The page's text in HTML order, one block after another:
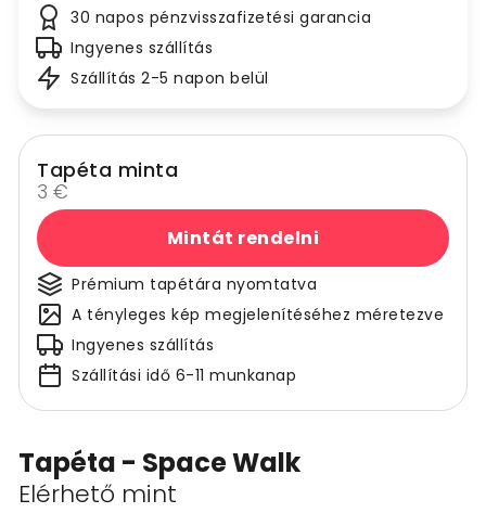
Tapéta - Space Walk
Elérhető mint
30 napos pénzvisszafizetési garancia
Ingyenes szállítás
Szállítás 2-5 napon belül
Tapéta minta
3 €
Mintát rendelni
Prémium tapétára nyomtatva
A tényleges kép megjelenítéséhez méretezve
Ingyenes szállítás
Szállítási idő 6-11 munkanap